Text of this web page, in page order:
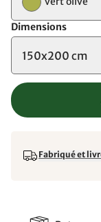
Dimensions
150x200 cm
Fabriqué et